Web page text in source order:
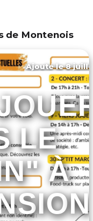
de Montenois
Ajouté le 8
LE
À